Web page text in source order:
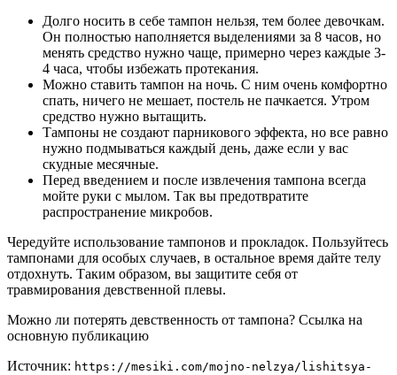
Долго носить в себе тампон нельзя, тем более девочкам.
Он полностью наполняется выделениями за 8 часов, но
менять средство нужно чаще, примерно через каждые 3-
4 часа, чтобы избежать протекания.
Можно ставить тампон на ночь. С ним очень комфортно
спать, ничего не мешает, постель не пачкается. Утром
средство нужно вытащить.
Тампоны не создают парникового эффекта, но все равно
нужно подмываться каждый день, даже если у вас
скудные месячные.
Перед введением и после извлечения тампона всегда
мойте руки с мылом. Так вы предотвратите
распространение микробов.
Чередуйте использование тампонов и прокладок. Пользуйтесь
тампонами для особых случаев, в остальное время дайте телу
отдохнуть. Таким образом, вы защитите себя от
травмирования девственной плевы.
Можно ли потерять девственность от тампона? Ссылка на
основную публикацию
Источник: https://mesiki.com/mojno-nelzya/lishitsya-